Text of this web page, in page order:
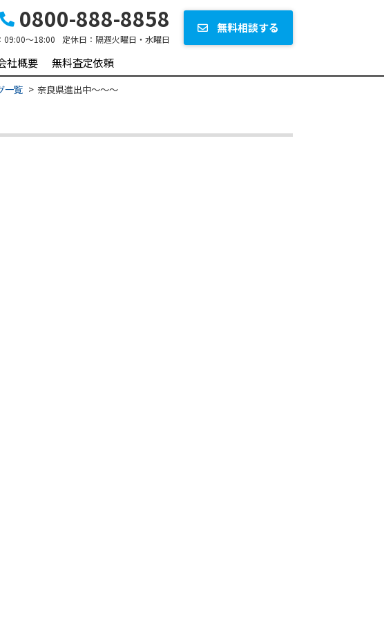
0800-888-8858
09:00～18:00 定休日： 隔週火曜日・水曜日
無料相談する
社概要 無料査定依頼
一覧 奈良県進出中～～～